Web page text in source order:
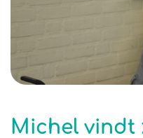
Michel vindt